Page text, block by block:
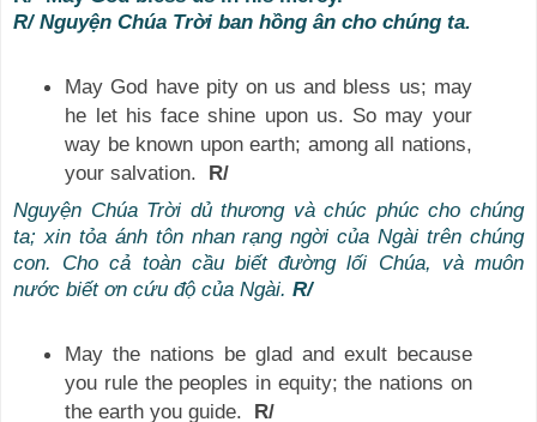
R/ Nguyện Chúa Trời ban hồng ân cho chúng ta.
May God have pity on us and bless us; may
he let his face shine upon us. So may your
way be known upon earth; among all nations,
your salvation. R/
Nguyện Chúa Trời dủ thương và chúc phúc cho chúng
ta; xin tỏa ánh tôn nhan rạng ngời của Ngài trên chúng
con. Cho cả toàn cầu biết đường lối Chúa, và muôn
nước biết ơn cứu độ của Ngài. R/
May the nations be glad and exult because
you rule the peoples in equity; the nations on
the earth you guide. R/